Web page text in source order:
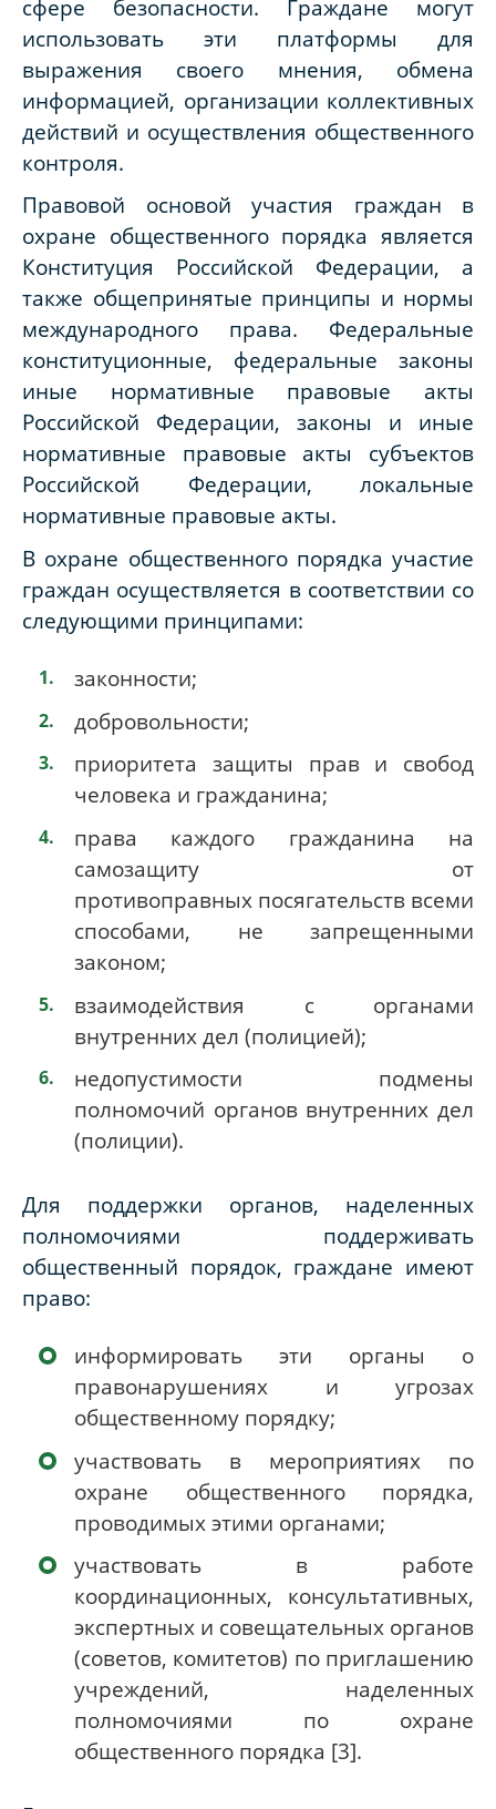
сфере безопасности. Граждане могут
использовать эти платформы для
выражения своего мнения, обмена
информацией, организации коллективных
действий и осуществления общественного
контроля.
Правовой основой участия граждан в
охране общественного порядка является
Конституция Российской Федерации, а
также общепринятые принципы и нормы
международного права. Федеральные
конституционные, федеральные законы
иные нормативные правовые акты
Российской Федерации, законы и иные
нормативные правовые акты субъектов
Российской Федерации, локальные
нормативные правовые акты.
В охране общественного порядка участие
граждан осуществляется в соответствии со
следующими принципами:
законности;
добровольности;
приоритета защиты прав и свобод
человека и гражданина;
права каждого гражданина на
самозащиту от
противоправных посягательств всеми
способами, не запрещенными
законом;
взаимодействия с органами
внутренних дел (полицией);
недопустимости подмены
полномочий органов внутренних дел
(полиции).
Для поддержки органов, наделенных
полномочиями поддерживать
общественный порядок, граждане имеют
право:
информировать эти органы о
правонарушениях и угрозах
общественному порядку;
участвовать в мероприятиях по
охране общественного порядка,
проводимых этими органами;
участвовать в работе
координационных, консультативных,
экспертных и совещательных органов
(советов, комитетов) по приглашению
учреждений, наделенных
полномочиями по охране
общественного порядка [3].